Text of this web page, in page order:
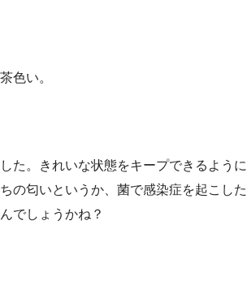
色い。
た。きれいな状態をキープできるように
の匂いというか、菌で感染症を起こした
でしょうかね？